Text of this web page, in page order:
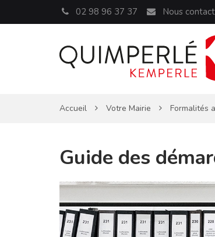
02 98 96 37 37 Nous
Accueil Votre Mairie Formalités
Guide des